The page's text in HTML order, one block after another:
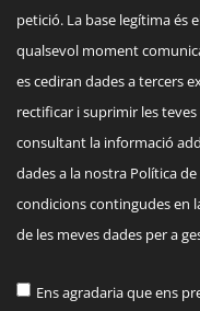
petició. La base legítima és
qualsevol moment
es cediran dades a tercers
rectificar i suprimir les
consultant la informació
dades a la nostra Política
condicions contingudes en
de les meves dades per a
Ens agradaria que ens